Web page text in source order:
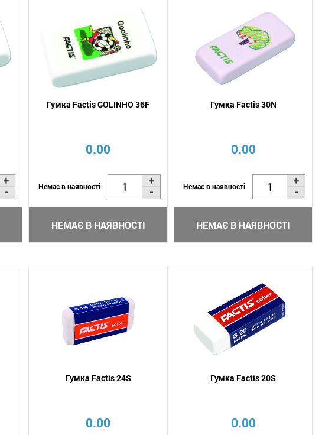
Гумка Factis GOLINHO 36F
0.00
Немає в наявності
НЕМАЄ В НАЯВНОСТІ
Гумка Factis 30N
0.00
Немає в наявності
НЕМАЄ В НАЯВНОСТІ
Гумка Factis 24S
0.00
Гумка Factis 20S
0.00